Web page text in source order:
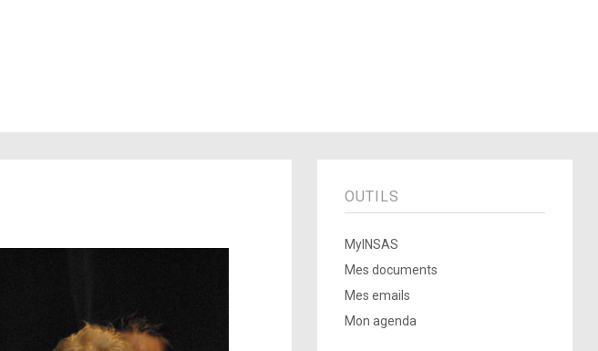
OUTILS
MyINSAS
Mes documents
Mes emails
Mon agenda